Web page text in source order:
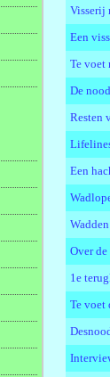
Visserij
Een
Te voet
De
Resten
Een
Over
1e
Te voet